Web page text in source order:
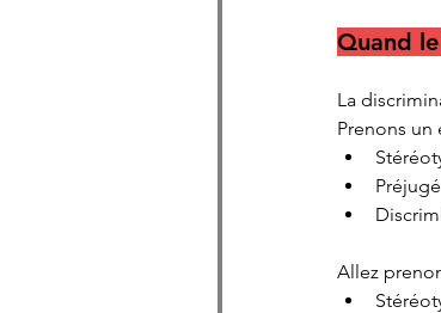
Quand
La
Prenons
Allez